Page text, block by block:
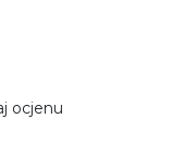
ocjenu